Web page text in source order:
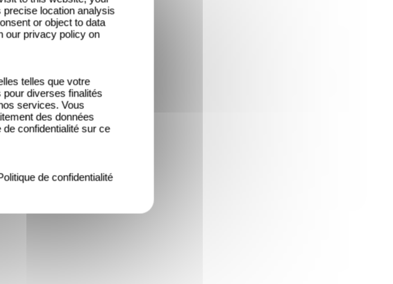
location analysis
or object to data
our privacy policy on
telles que votre
diverses finalités
services. Vous
des données
confidentialité sur ce
de confidentialité